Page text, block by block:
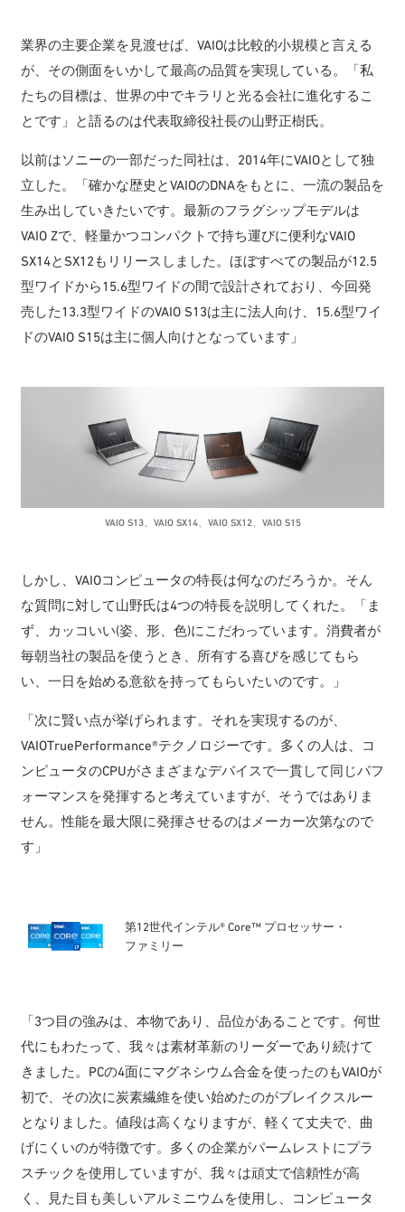
業界の主要企業を見渡せば、VAIOは比較的小規模と言える
が、その側面をいかして最高の品質を実現している。「私
たちの目標は、世界の中でキラリと光る会社に進化するこ
とです」と語るのは代表取締役社長の山野正樹氏。
以前はソニーの一部だった同社は、2014年にVAIOとして独
立した。「確かな歴史とVAIOのDNAをもとに、一流の製品を
生み出していきたいです。最新のフラグシップモデルは
VAIO Zで、軽量かつコンパクトで持ち運びに便利なVAIO
SX14とSX12もリリースしました。ほぼすべての製品が12.5
型ワイドから15.6型ワイドの間で設計されており、今回発
売した13.3型ワイドのVAIO S13は主に法人向け、15.6型ワイ
ドのVAIO S15は主に個人向けとなっています」
VAIO S13、VAIO SX14、VAIO SX12、VAIO S15
しかし、VAIOコンピュータの特長は何なのだろうか。そん
な質問に対して山野氏は4つの特長を説明してくれた。「ま
ず、カッコいい(姿、形、色)にこだわっています。消費者が
毎朝当社の製品を使うとき、所有する喜びを感じてもら
い、一日を始める意欲を持ってもらいたいのです。」
「次に賢い点が挙げられます。それを実現するのが、
VAIOTruePerformance®テクノロジーです。多くの人は、コ
ンピュータのCPUがさまざまなデバイスで一貫して同じパフ
ォーマンスを発揮すると考えていますが、そうではありま
せん。性能を最大限に発揮させるのはメーカー次第なので
す」
第12世代インテル® Core™ プロセッサー・
ファミリー
「3つ目の強みは、本物であり、品位があることです。何世
代にもわたって、我々は素材革新のリーダーであり続けて
きました。PCの4面にマグネシウム合金を使ったのもVAIOが
初で、その次に炭素繊維を使い始めたのがブレイクスルー
となりました。値段は高くなりますが、軽くて丈夫で、曲
げにくいのが特徴です。多くの企業がパームレストにプラ
スチックを使用していますが、我々は頑丈で信頼性が高
く、見た目も美しいアルミニウムを使用し、コンピュータ